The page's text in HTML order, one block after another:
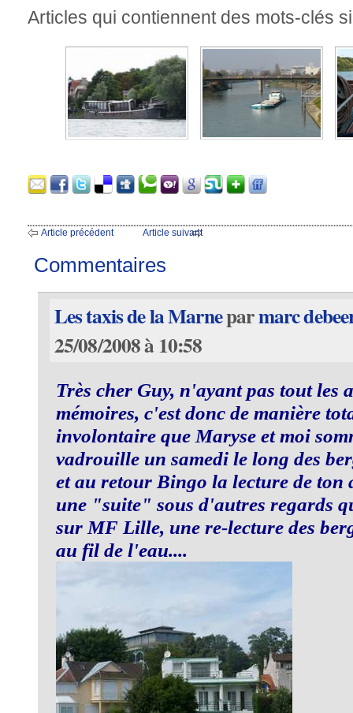
Articles qui contiennent des mots-clés
Article précédent Article suivant
Commentaires
Les taxis de la Marneparmarc
25/08/2008 à 10:58
Très cher Guy, n'ayant pas tout les
mémoires, c'est donc de manière
involontaire que Maryse et moi
vadrouille un samedi le long des
et au retour Bingo la lecture de ton
une "suite" sous d'autres regards
sur MF Lille, une re-lecture des
au fil de l'eau....